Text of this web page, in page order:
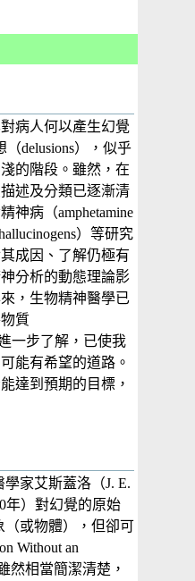
病人何以產生幻覺
（delusions），似乎
的階段。雖然，在
述及分類已逐漸清
神病（amphetamine
）等研究
成因、了解仍極有
分析的動態理論影
，生物精神醫學已
質
進一步了解，已使我
能有希望的道路。
達到預期的目標，
家艾斯蓋洛（J. E.
年）對幻覺的原始
（或物體），但卻可
Without an
然相當簡潔清楚，